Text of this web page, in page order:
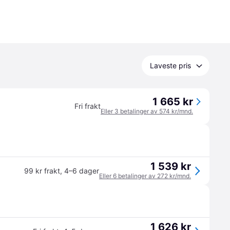
Laveste pris
Fri frakt 1 665 kr
Eller 3 betalinger av 574 kr/mnd.
99 kr frakt, 4–6 dager 1 539 kr
Eller 6 betalinger av 272 kr/mnd.
1 626 kr